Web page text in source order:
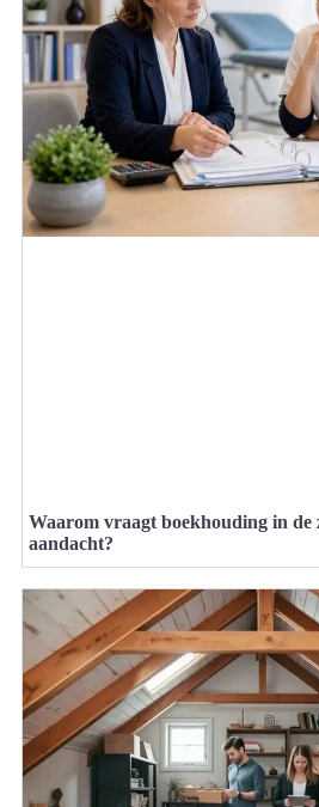
Waarom vraagt boekhouding in de
aandacht?